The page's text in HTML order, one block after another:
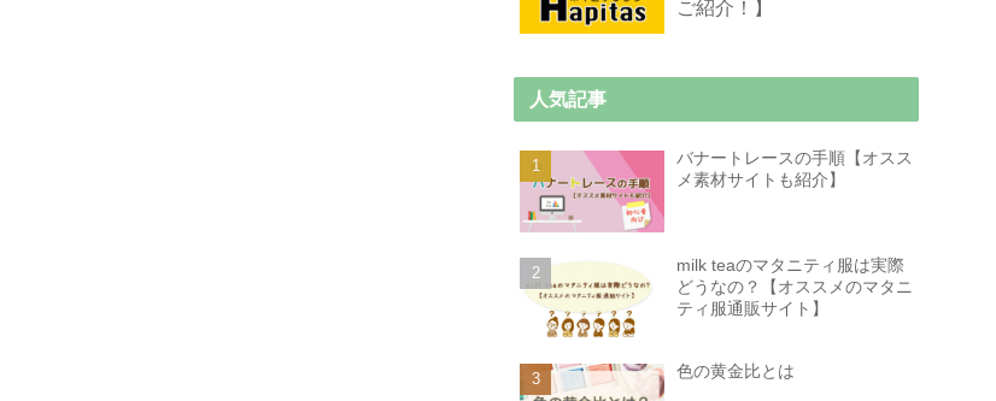
ご紹介！】
人気記事
バナートレースの手順【オスス
メ素材サイトも紹介】
milk teaのマタニティ服は実際
どうなの？【オススメのマタニ
ティ服通販サイト】
色の黄金比とは